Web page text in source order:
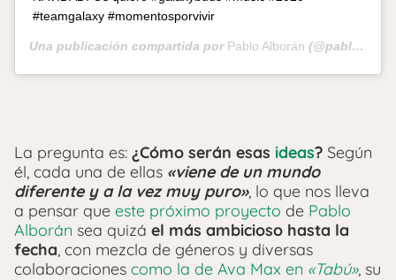
#teamgalaxy #momentosporvivir
Una publicación compartida por Pablo Alborán (@pabloalboran) el
La pregunta es: ¿Cómo serán esas ideas? Según
él, cada una de ellas «viene de un mundo
diferente y a la vez muy puro», lo que nos lleva
a pensar que este próximo proyecto de Pablo
Alborán sea quizá el más ambicioso hasta la
fecha, con mezcla de géneros y diversas
colaboraciones como la de Ava Max en «Tabú», su